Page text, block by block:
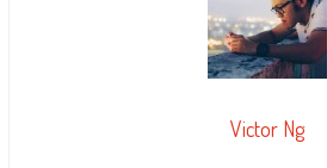
Victor Ng